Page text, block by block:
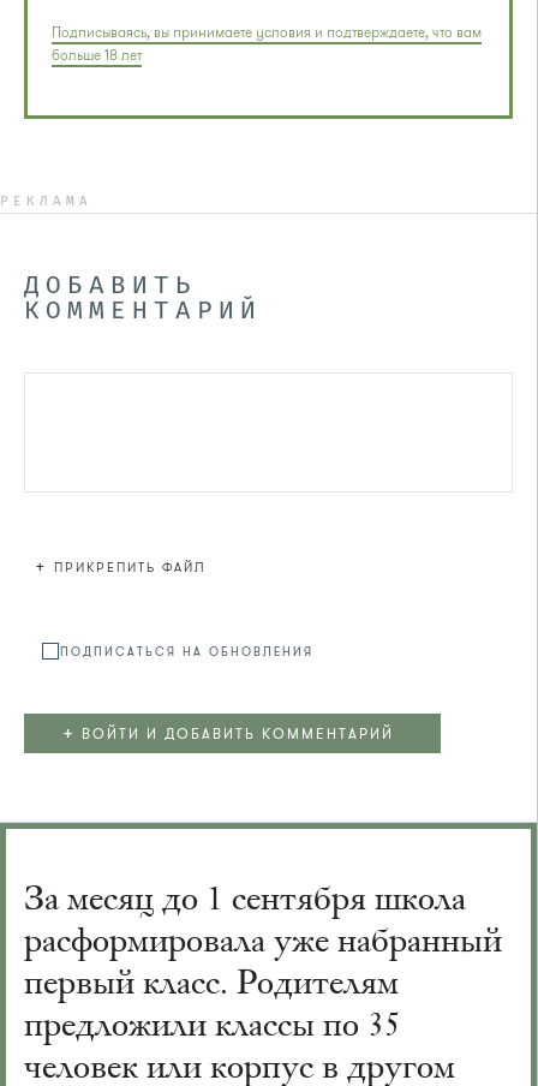
Подписываясь, вы принимаете условия и подтверждаете, что вам
больше 18 лет
РЕКЛАМА
ДОБАВИТЬ
КОММЕНТАРИЙ
+ ПРИКРЕПИТЬ ФАЙЛ
ПОДПИСАТЬСЯ НА ОБНОВЛЕНИЯ
+ ВОЙТИ И ДОБАВИТЬ КОММЕНТАРИЙ
За месяц до 1 сентября школа
расформировала уже набранный
первый класс. Родителям
предложили классы по 35
человек или корпус в другом